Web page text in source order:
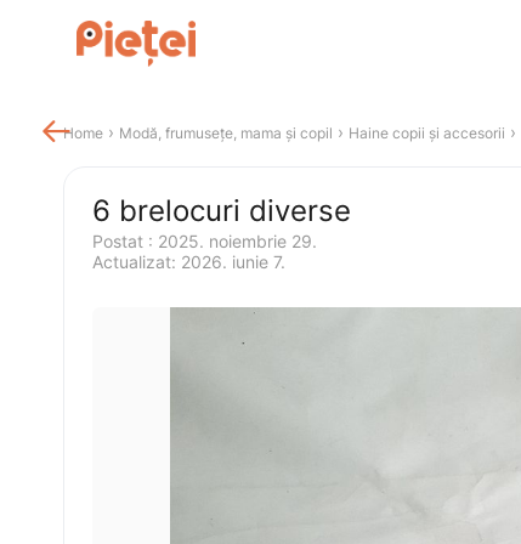
Home › Modă, frumusețe, mama și copil › Haine copii și accesorii ›
6 brelocuri diverse
Postat : 2025. noiembrie 29.
Actualizat: 2026. iunie 7.